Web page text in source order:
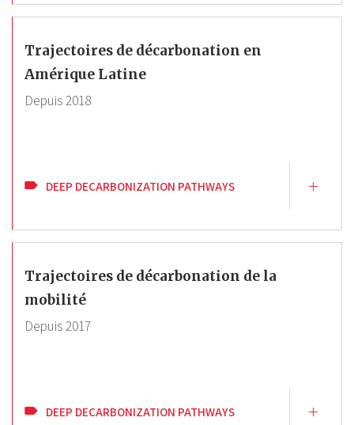
Trajectoires de décarbonation en
Amérique Latine
Depuis2018
DEEP DECARBONIZATION PATHWAYS
Trajectoires de décarbonation de la
mobilité
Depuis2017
DEEP DECARBONIZATION PATHWAYS